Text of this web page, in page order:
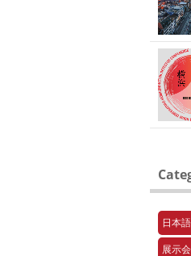
日本
展示